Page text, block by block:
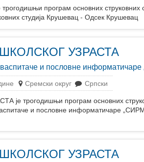
програм основних струковних
студија Крушевац - Одсек Крушевац
УЗРАСТА
васпитаче и пословне
Сремски округ
Српски
трогодишњи програм основних
и пословне информатичаре
УЗРАСТА